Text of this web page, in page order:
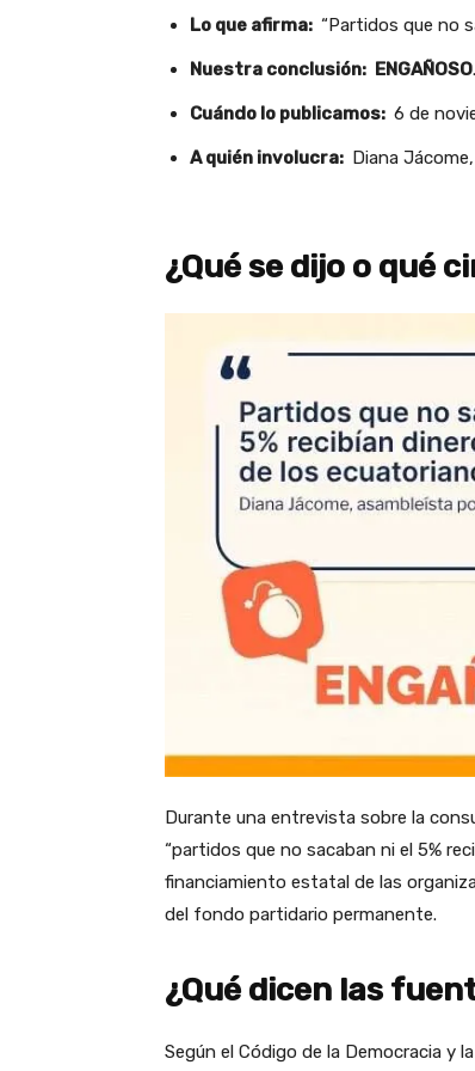
Lo que afirma: “Partidos que no
Nuestra conclusión: ENGAÑOSO.
Cuándo lo publicamos: 6 de
A quién involucra: Diana
¿Qué se dijo o qué
Durante una entrevista sobre la
“partidos que no sacaban ni el 5%
financiamiento estatal de las
del fondo partidario permanente.
¿Qué dicen las
Según el Código de la Democracia y